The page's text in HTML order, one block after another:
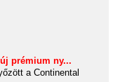
prémium ny...
a Continental